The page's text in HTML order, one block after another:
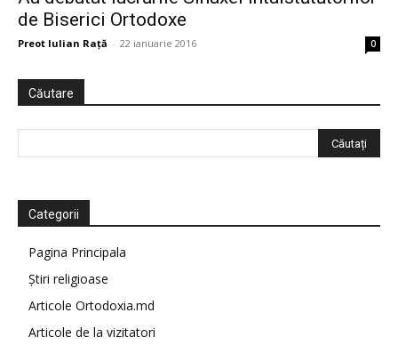
de Biserici Ortodoxe
Preot Iulian Raţă - 22 ianuarie 2016 0
Căutare
Categorii
Pagina Principala
Știri religioase
Articole Ortodoxia.md
Articole de la vizitatori